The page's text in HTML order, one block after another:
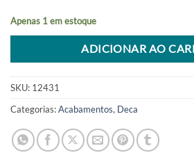
Apenas 1 em estoque
ADICIONAR AO
SKU: 12431
Categorias:Acabamentos, Deca